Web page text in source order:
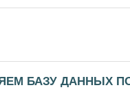
БАЗУ ДАННЫХ